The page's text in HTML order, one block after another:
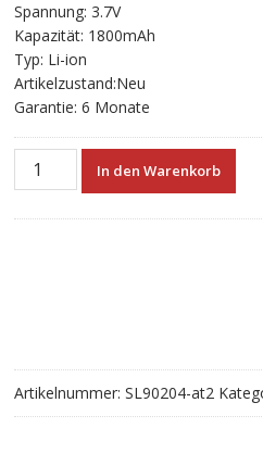
Spannung: 3.7V
Kapazität: 1800mAh
Typ: Li-ion
Artikelzustand:Neu
Garantie: 6 Monate
Neue
1004/PSP-
1005/PSP-
1006
In den Warenkorb
Artikelnummer: SL90204-at2